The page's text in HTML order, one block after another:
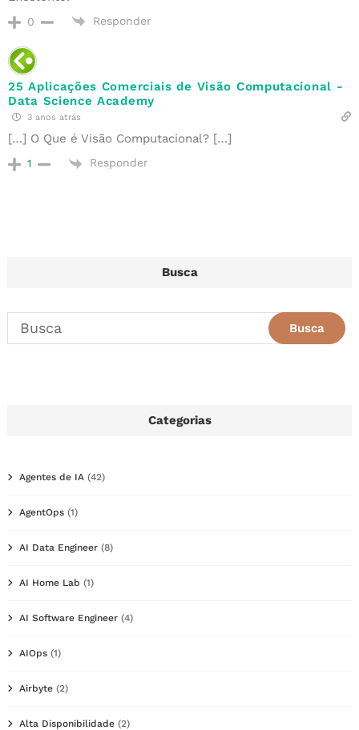
0 Responder
25 Aplicações Comerciais de Visão Computacional -
Data Science Academy
3 anos atrás
[…] O Que é Visão Computacional? […]
1 Responder
Busca
Categorias
Agentes de IA (42)
AgentOps (1)
AI Data Engineer (8)
AI Home Lab (1)
AI Software Engineer (4)
AIOps (1)
Airbyte (2)
Alta Disponibilidade (2)